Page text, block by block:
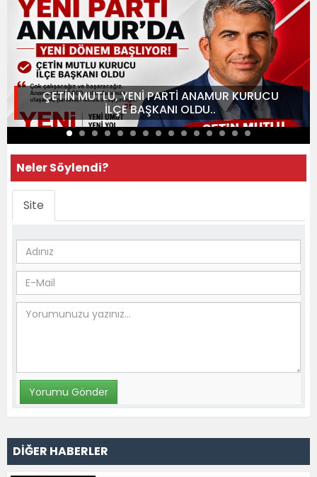
ÇETİN MUTLU, YENİ PARTİ ANAMUR KURUCU
İLÇE BAŞKANI OLDU..
Neler Söylendi?
Site
DİĞER HABERLER